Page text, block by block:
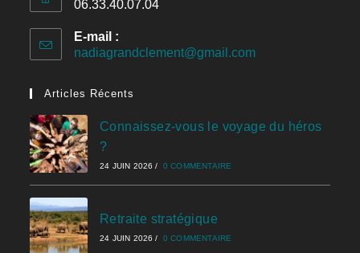
06.33.40.07.04
E-mail :
nadiagrandclement@gmail.com
Articles Récents
Connaissez-vous le voyage du héros
?
24 JUIN 2026 / 0 COMMENTAIRE
Retraite stratégique
24 JUIN 2026 / 0 COMMENTAIRE